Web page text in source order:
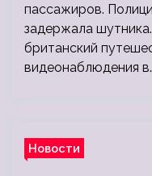
пассажиров.
задержала
британский
видеонаблюдения
Новости